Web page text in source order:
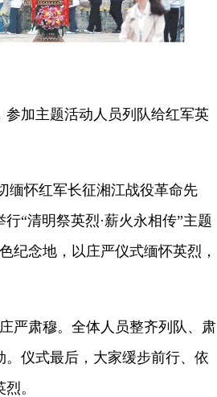
加主题活动人员列队给红军英
怀红军长征湘江战役革命先
“清明祭英烈·薪火永相传”主题
纪念地，以庄严仪式缅怀英烈，
肃穆。全体人员整齐列队、肃
仪式最后，大家缓步前行、依
。